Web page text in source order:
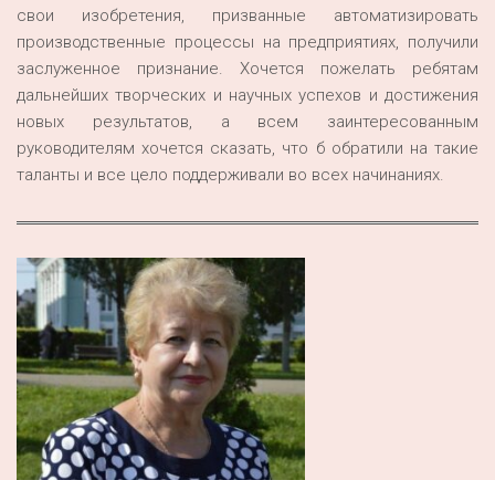
свои изобретения, призванные автоматизировать
производственные процессы на предприятиях, получили
заслуженное признание. Хочется пожелать ребятам
дальнейших творческих и научных успехов и достижения
новых результатов, а всем заинтересованным
руководителям хочется сказать, что б обратили на такие
таланты и все цело поддерживали во всех начинаниях.